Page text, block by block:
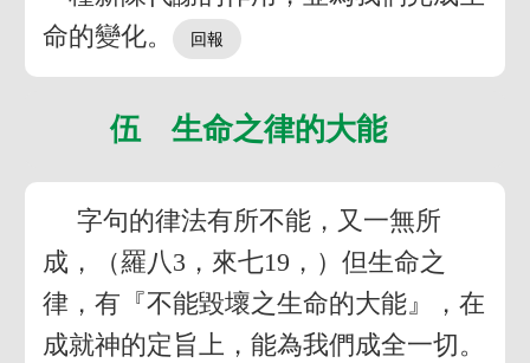
命的變化。
伍 生命之律的大能
字句的律法有所不能，又一無所
成，（羅八3，來七19，）但生命之
律，有『不能毀壞之生命的大能』，在
成就神的定旨上，能為我們成全一切。